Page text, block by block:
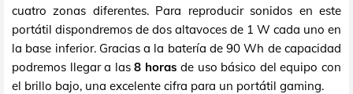
cuatro zonas diferentes. Para reproducir sonidos en este
portátil dispondremos de dos altavoces de 1 W cada uno en
la base inferior. Gracias a la batería de 90 Wh de capacidad
podremos llegar a las8 horas de uso básico del equipo con
el brillo bajo, una excelente cifra para un portátil gaming.